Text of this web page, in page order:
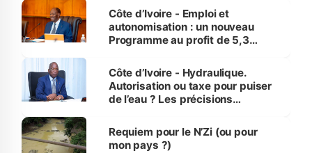
et Yamoussoukro
Côte d’Ivoire - Emploi et
autonomisation : un nouveau
Programme au profit de 5,3
Côte d’Ivoire - Hydraulique.
Autorisation ou taxe pour puiser
de l’eau ? Les précisions
Requiem pour le N’Zi (ou pour
mon pays ?)